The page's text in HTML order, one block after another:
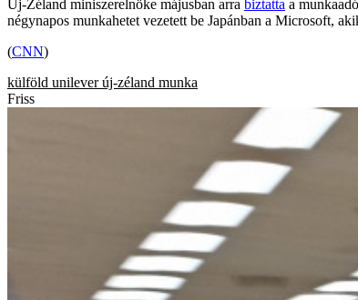
Új-Zéland miniszerelnöke májusban arra biztatta a
négynapos munkahetet vezetett be Japánban a Microsoft,
(CNN)
külföld unilever új-zéland munka
Friss